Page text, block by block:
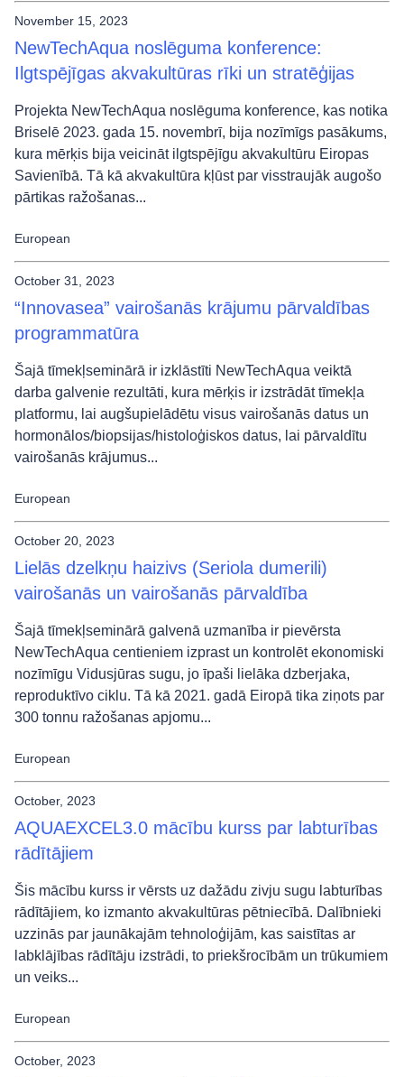
November 15, 2023
NewTechAqua noslēguma konference:
Ilgtspējīgas akvakultūras rīki un stratēģijas
Projekta NewTechAqua noslēguma konference, kas notika
Briselē 2023. gada 15. novembrī, bija nozīmīgs pasākums,
kura mērķis bija veicināt ilgtspējīgu akvakultūru Eiropas
Savienībā. Tā kā akvakultūra kļūst par visstraujāk augošo
pārtikas ražošanas...
European
October 31, 2023
“Innovasea” vairošanās krājumu pārvaldības
programmatūra
Šajā tīmekļseminārā ir izklāstīti NewTechAqua veiktā
darba galvenie rezultāti, kura mērķis ir izstrādāt tīmekļa
platformu, lai augšupielādētu visus vairošanās datus un
hormonālos/biopsijas/histoloģiskos datus, lai pārvaldītu
vairošanās krājumus...
European
October 20, 2023
Lielās dzelkņu haizivs (Seriola dumerili)
vairošanās un vairošanās pārvaldība
Šajā tīmekļseminārā galvenā uzmanība ir pievērsta
NewTechAqua centieniem izprast un kontrolēt ekonomiski
nozīmīgu Vidusjūras sugu, jo īpaši lielāka dzberjaka,
reproduktīvo ciklu. Tā kā 2021. gadā Eiropā tika ziņots par
300 tonnu ražošanas apjomu...
European
October, 2023
AQUAEXCEL3.0 mācību kurss par labturības
rādītājiem
Šis mācību kurss ir vērsts uz dažādu zivju sugu labturības
rādītājiem, ko izmanto akvakultūras pētniecībā. Dalībnieki
uzzinās par jaunākajām tehnoloģijām, kas saistītas ar
labklājības rādītāju izstrādi, to priekšrocībām un trūkumiem
un veiks...
European
October, 2023